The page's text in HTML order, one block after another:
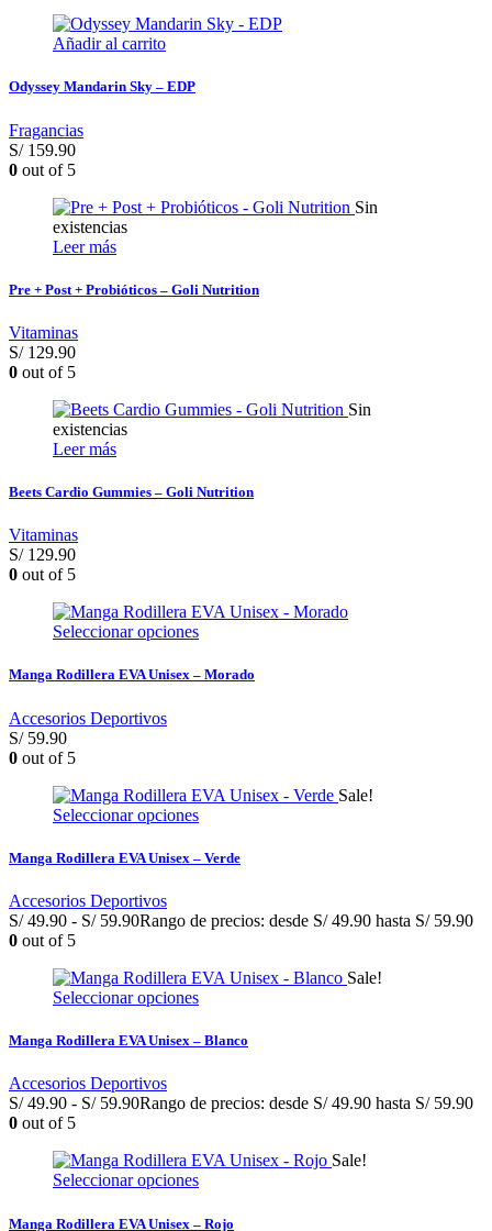
Añadir al carrito
Odyssey Mandarin Sky – EDP
Fragancias
S/ 159.90
0 out of 5
Sin
existencias
Leer más
Pre + Post + Probióticos – Goli Nutrition
Vitaminas
S/ 129.90
0 out of 5
Sin
existencias
Leer más
Beets Cardio Gummies – Goli Nutrition
Vitaminas
S/ 129.90
0 out of 5
Seleccionar opciones
Manga Rodillera EVA Unisex – Morado
Accesorios Deportivos
S/ 59.90
0 out of 5
Sale!
Seleccionar opciones
Manga Rodillera EVA Unisex – Verde
Accesorios Deportivos
S/ 49.90 - S/ 59.90Rango de precios: desde S/ 49.90 hasta S/ 59.90
0 out of 5
Sale!
Seleccionar opciones
Manga Rodillera EVA Unisex – Blanco
Accesorios Deportivos
S/ 49.90 - S/ 59.90Rango de precios: desde S/ 49.90 hasta S/ 59.90
0 out of 5
Sale!
Seleccionar opciones
Manga Rodillera EVA Unisex – Rojo